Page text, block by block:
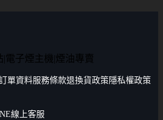
電子煙主機|煙油專賣
單資料服務條款退換貨政策隱私權政策
線上客服